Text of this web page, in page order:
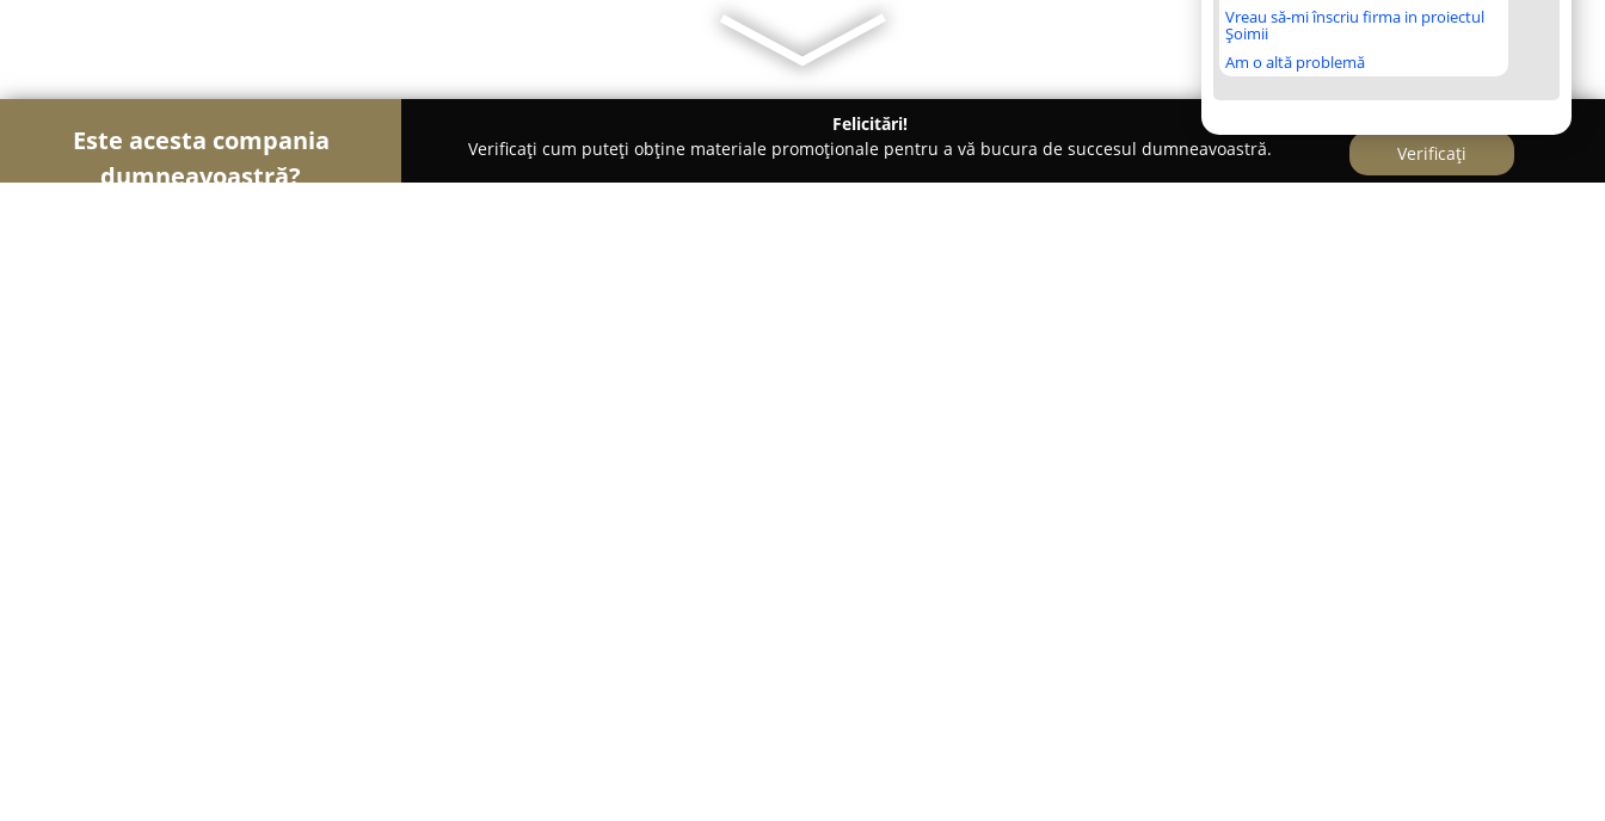
Vreau să-mi înscriu firma in proiectul
Șoimii
Am o altă problemă
Este acesta compania
dumneavoastră?
Felicitări!
Verificați cum puteți obține materiale promoționale pentru a vă bucura de succesul dumneavoastră.
Verificați